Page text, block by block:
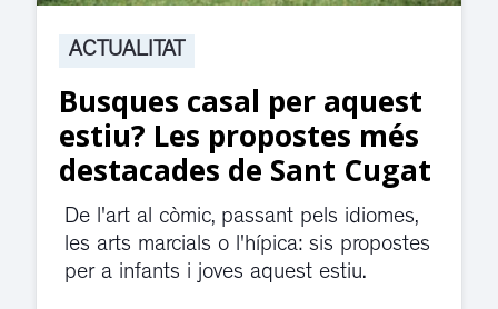
ACTUALITAT
Suspesa l’activitat als
jutjats de Rubí fins
divendres per una fuita
d’aigua
El servei de guàrdia i el jutjat de
violència de gènere s'han traslladat a